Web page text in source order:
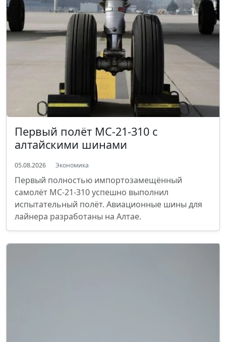
Первый полёт МС-21-310 с
алтайскими шинами
05.08.2026 Экономика
Первый полностью импортозамещённый
самолёт МС-21-310 успешно выполнил
испытательный полёт. Авиационные шины для
лайнера разработаны на Алтае.